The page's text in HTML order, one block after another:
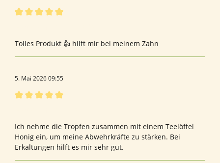
Tolles Produkt 👍 hilft mir bei meinem Zahn
5. Mai 2026 09:55
Ich nehme die Tropfen zusammen mit einem Teelöffel
Honig ein, um meine Abwehrkräfte zu stärken. Bei
Erkältungen hilft es mir sehr gut.